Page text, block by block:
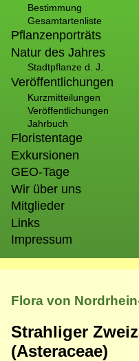
Bestimmung
Gesamtartenliste
Pflanzenporträts
Natur des Jahres
Stadtpflanze d. J.
Veröffentlichungen
Kurzmitteilungen
Veröffentlichungen
Jahrbuch
Floristentage
Exkursionen
GEO-Tage
Wir über uns
Mitglieder
Links
Impressum
Flora von
Strahliger
(Asteraceae)